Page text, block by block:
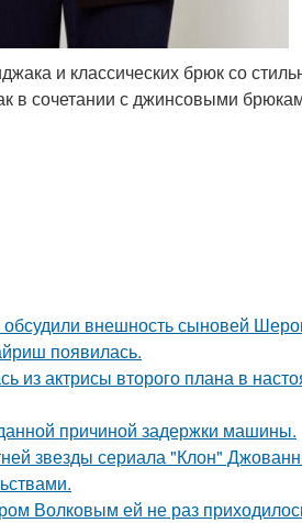
и классических брюк со
в сочетании с джинсовыми
внешность сыновей
появилась.
из актрисы второго плана в
причиной задержки машины.
звезды сериала "Клон"
Волковым ей не раз